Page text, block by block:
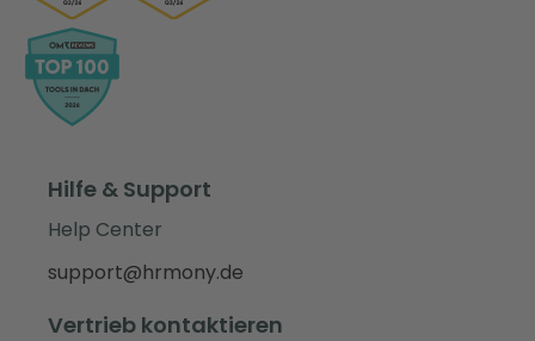
Hilfe & Support
Help Center
support@hrmony.de
Vertrieb kontaktieren